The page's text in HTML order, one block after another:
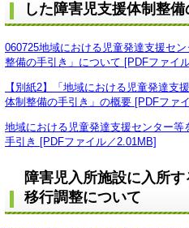
した障害児支援体制整
060725地域における児童発達支援セ
整備の手引き」について [PDFファイ
【別紙2】「地域における児童発達支
体制整備の手引き」の概要 [PDFファ
地域における児童発達支援センター
手引き [PDFファイル／2.01MB]
障害児入所施設に入所
移行調整について